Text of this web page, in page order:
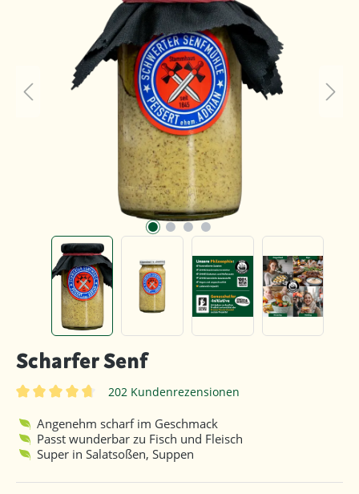
Scharfer Senf
202 Kundenrezensionen
Angenehm scharf im Geschmack
Passt wunderbar zu Fisch und Fleisch
Super in Salatsoßen, Suppen